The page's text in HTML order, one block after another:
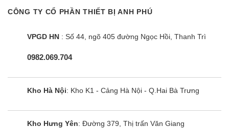
CÔNG TY CỔ PHẦN THIẾT BỊ ANH PHÚ
VPGD HN : Số 44, ngõ 405 đường Ngọc Hồi, Thanh Trì
0982.069.704
Kho Hà Nội: Kho K1 - Cảng Hà Nội - Q.Hai Bà Trưng
Kho Hưng Yên: Đường 379, Thị trấn Văn Giang